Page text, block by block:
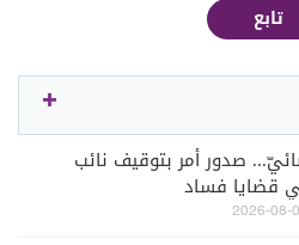
تابع
صدور أمر بتوقيف نائب
قضايا فساد